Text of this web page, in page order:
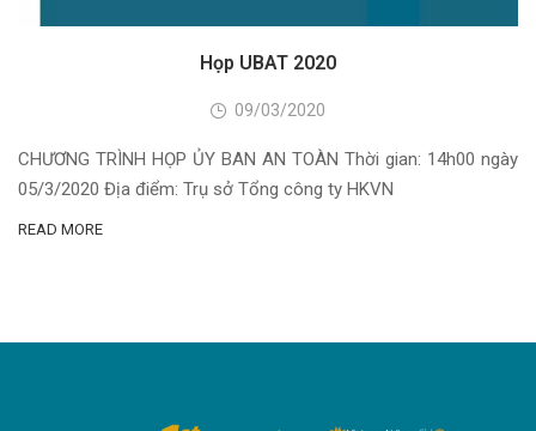
Họp UBAT 2020
09/03/2020
CHƯƠNG TRÌNH HỌP ỦY BAN AN TOÀN Thời gian: 14h00 ngày
05/3/2020 Địa điểm: Trụ sở Tổng công ty HKVN
READ MORE